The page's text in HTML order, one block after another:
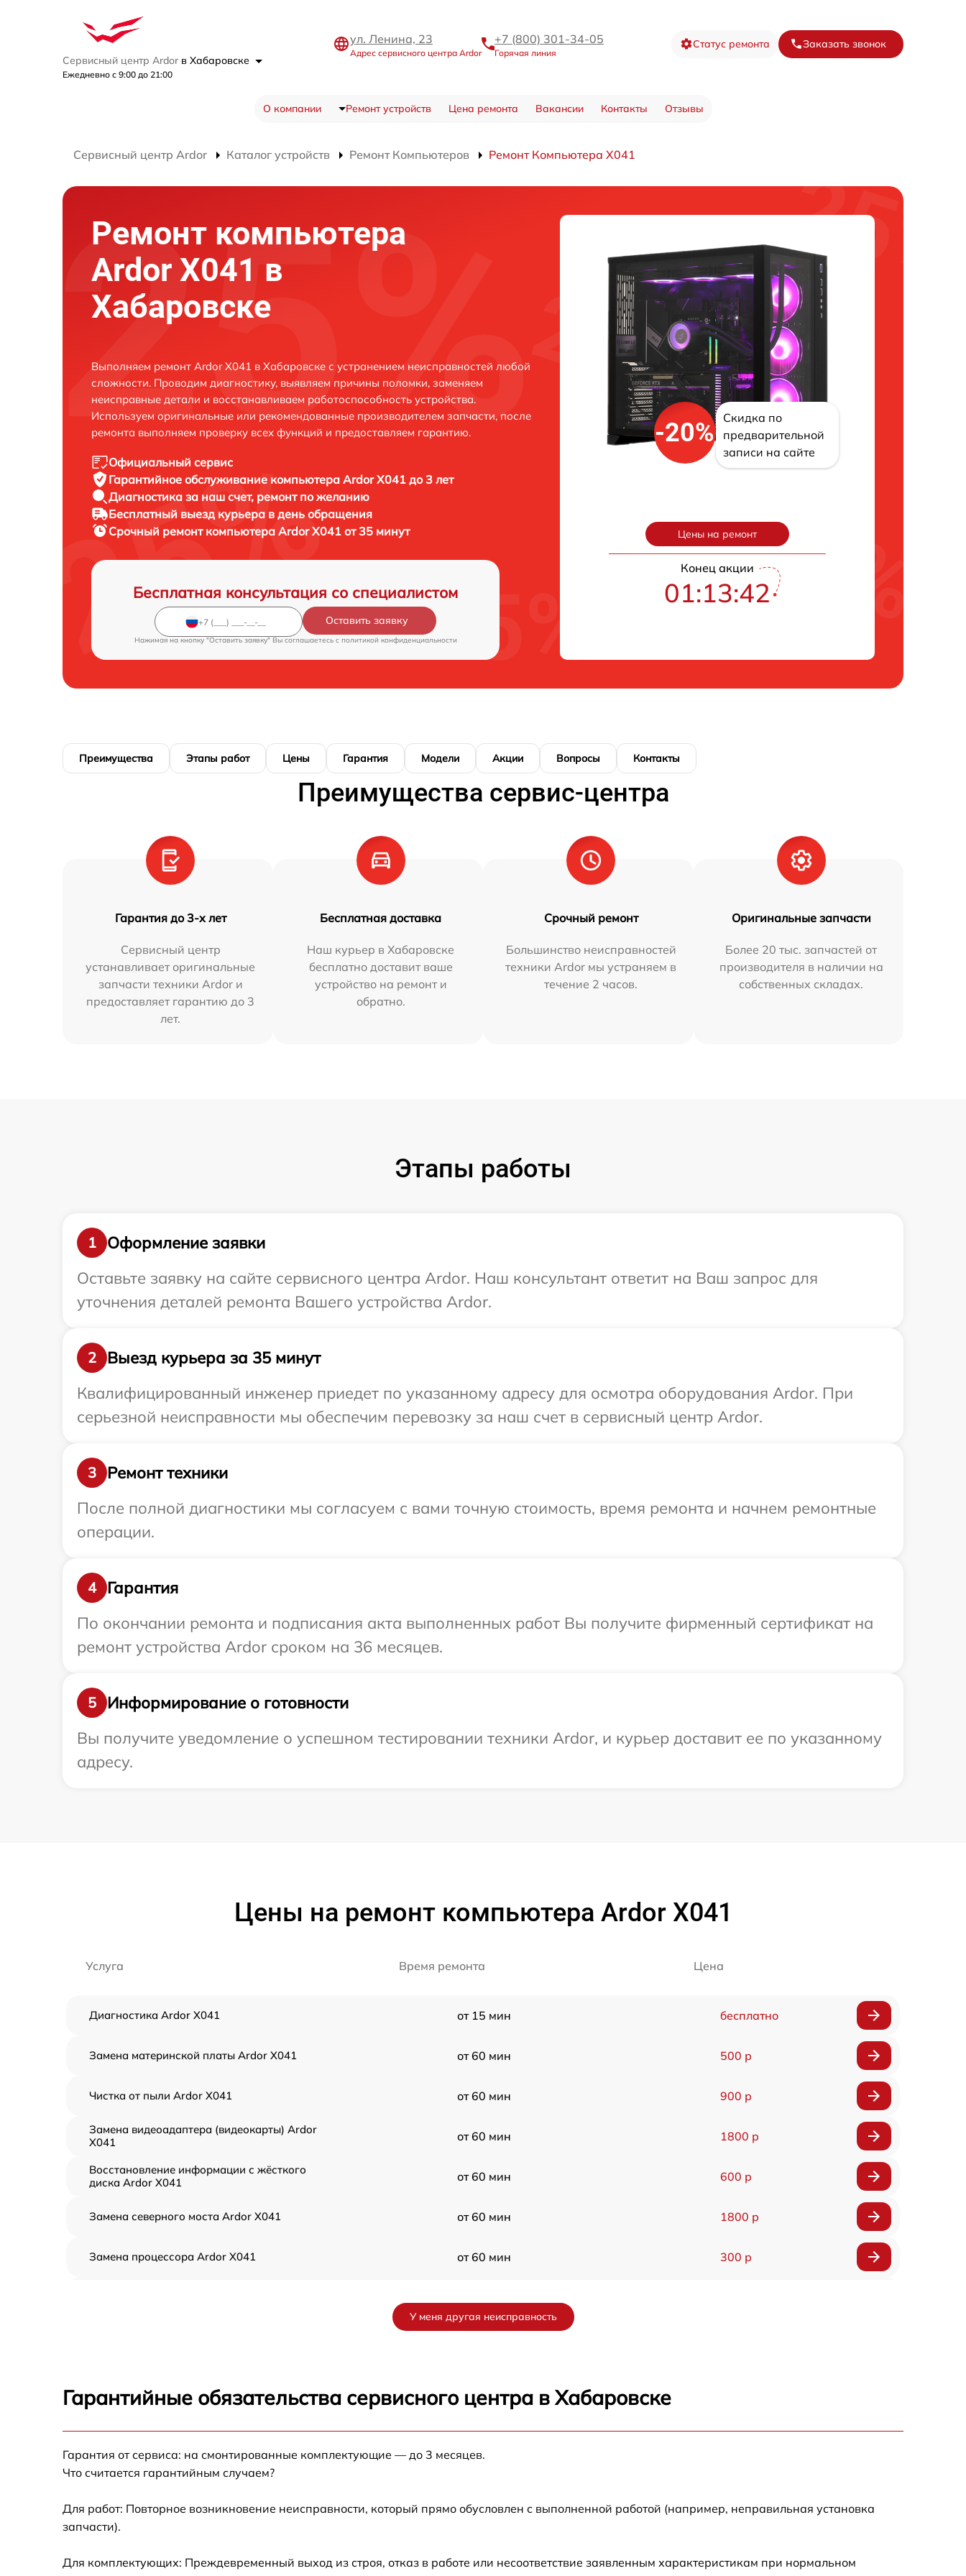
Сервисный центр Ardor в Хабаровске
Ежедневно с 9:00 до 21:00
ул. Ленина, 23
Адрес сервисного центра Ardor
+7 (800) 301-34-05
Горячая линия
Статус ремонта Заказать звонок
О компании Ремонт устройств Цена ремонта Вакансии Контакты Отзывы
Сервисный центр Ardor Каталог устройств Ремонт Компьютеров Ремонт Компьютера X041
Ремонт компьютера
Ardor X041 в
Хабаровске
Выполняем ремонт Ardor X041 в Хабаровске с устранением неисправностей любой
сложности. Проводим диагностику, выявляем причины поломки, заменяем
неисправные детали и восстанавливаем работоспособность устройства.
Используем оригинальные или рекомендованные производителем запчасти, после
ремонта выполняем проверку всех функций и предоставляем гарантию.
Официальный сервис
Гарантийное обслуживание компьютера Ardor X041 до 3 лет
Диагностика за наш счет, ремонт по желанию
Бесплатный выезд курьера в день обращения
Срочный ремонт компьютера Ardor X041 от 35 минут
Бесплатная консультация со специалистом
Оставить заявку
Нажимая на кнопку "Оставить заявку" Вы соглашаетесь c политикой конфиденциальности
-20%
Скидка по
предварительной
записи на сайте
Цены на ремонт
Конец акции
01:13:41
Преимущества Этапы работ Цены Гарантия Модели Акции Вопросы Контакты
Преимущества сервис-центра
Гарантия до 3-х лет
Сервисный центр
устанавливает оригинальные
запчасти техники Ardor и
предоставляет гарантию до 3
лет.
Бесплатная доставка
Наш курьер в Хабаровске
бесплатно доставит ваше
устройство на ремонт и
обратно.
Срочный ремонт
Большинство неисправностей
техники Ardor мы устраняем в
течение 2 часов.
Оригинальные запчасти
Более 20 тыс. запчастей от
производителя в наличии на
собственных складах.
Этапы работы
1
Оформление заявки
Оставьте заявку на сайте сервисного центра Ardor. Наш консультант ответит на Ваш запрос для
уточнения деталей ремонта Вашего устройства Ardor.
2
Выезд курьера за 35 минут
Квалифицированный инженер приедет по указанному адресу для осмотра оборудования Ardor. При
серьезной неисправности мы обеспечим перевозку за наш счет в сервисный центр Ardor.
3
Ремонт техники
После полной диагностики мы согласуем с вами точную стоимость, время ремонта и начнем ремонтные
операции.
4
Гарантия
По окончании ремонта и подписания акта выполненных работ Вы получите фирменный сертификат на
ремонт устройства Ardor сроком на 36 месяцев.
5
Информирование о готовности
Вы получите уведомление о успешном тестировании техники Ardor, и курьер доставит ее по указанному
адресу.
Цены на ремонт компьютера Ardor X041
Услуга Время ремонта Цена
Диагностика Ardor X041 от 15 мин бесплатно
Замена материнской платы Ardor X041 от 60 мин 500 р
Чистка от пыли Ardor X041 от 60 мин 900 р
Замена видеоадаптера (видеокарты) Ardor
X041
от 60 мин 1800 р
Восстановление информации с жёсткого
диска Ardor X041
от 60 мин 600 р
Замена северного моста Ardor X041 от 60 мин 1800 р
Замена процессора Ardor X041 от 60 мин 300 р
Замена звуковой платы Ardor X041 от 60 мин
У меня другая неисправность
Гарантийные обязательства сервисного центра в Хабаровске
Гарантия от сервиса: на смонтированные комплектующие — до 3 месяцев.
Что считается гарантийным случаем?
Для работ: Повторное возникновение неисправности, который прямо обусловлен с выполненной работой (например, неправильная установка
запчасти).
Для комплектующих: Преждевременный выход из строя, отказ в работе или несоответствие заявленным характеристикам при нормальном